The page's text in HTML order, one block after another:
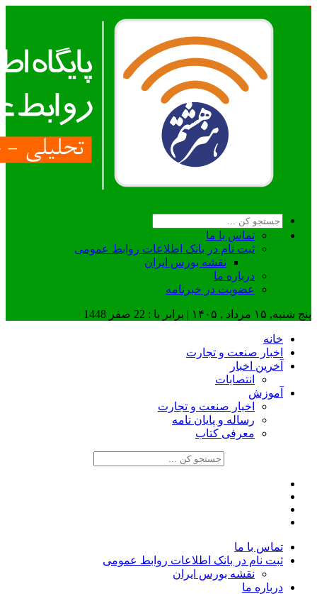
تماس با ما
ثبت نام در بانک اطلاعات روابط عمومی
نقشه بورس ایران
درباره ما
عضويت در خبرنامه
پنج شنبه, ۱۵ مرداد , ۱۴۰۵ | برابر با : 22 صفر 1448
خانه
اخبار صنعت و تجارت
آخرین اخبار
انتصابات
آموزش
اخبار صنعت و تجارت
رساله و پایان نامه
معرفی کتاب
تماس با ما
ثبت نام در بانک اطلاعات روابط عمومی
نقشه بورس ایران
درباره ما